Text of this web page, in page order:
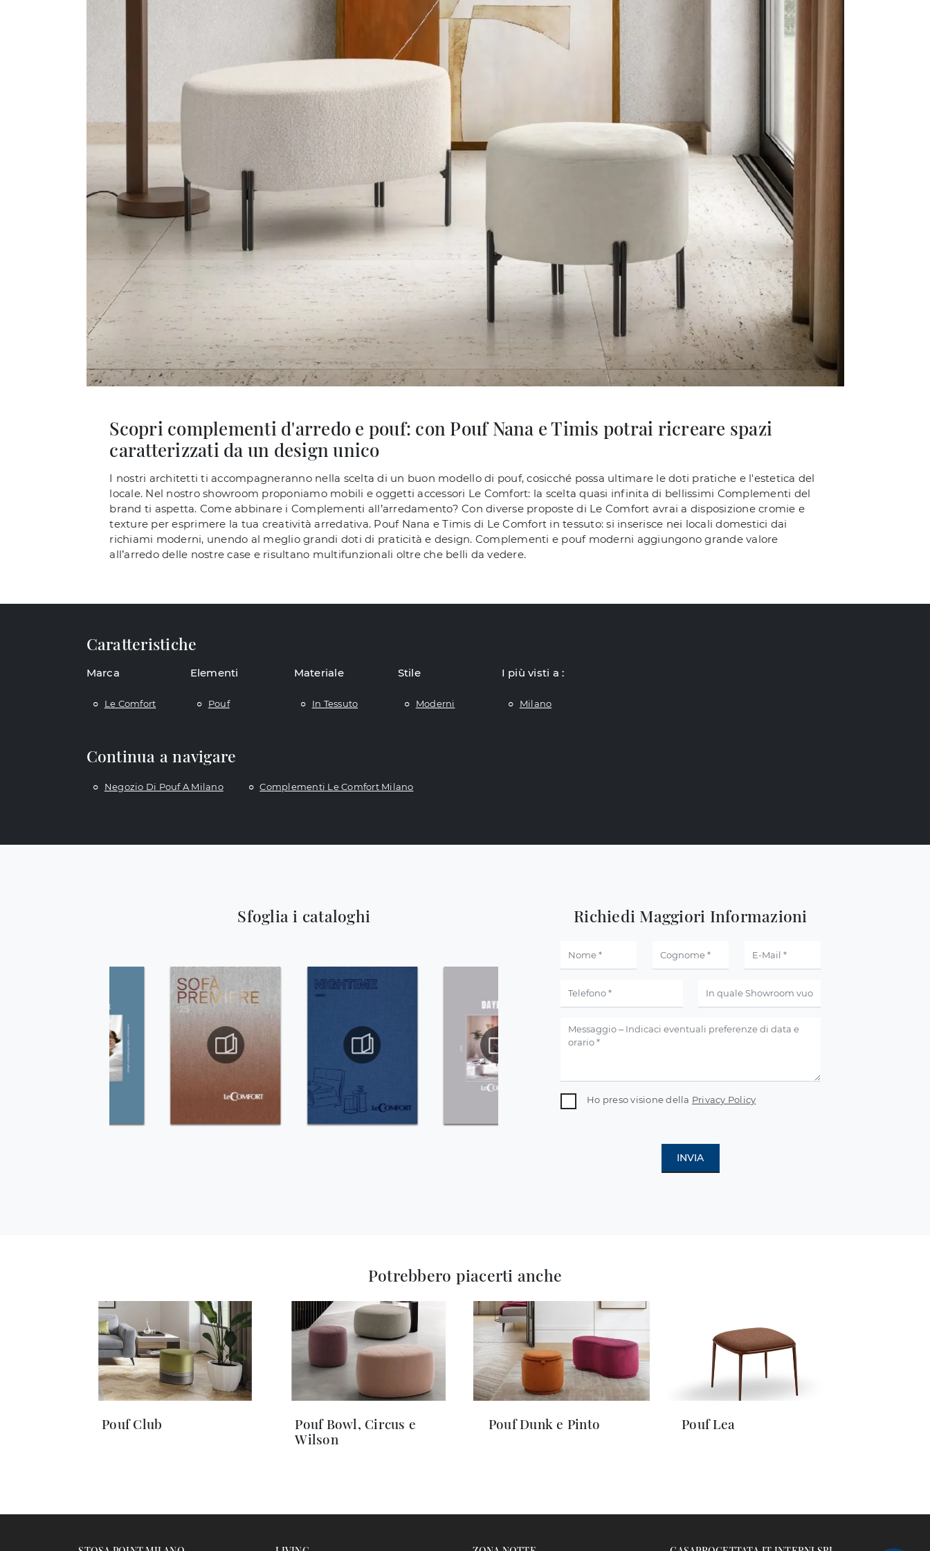
Scopri complementi d'arredo e pouf: con Pouf Nana e Timis potrai ricreare spazi
caratterizzati da un design unico
I nostri architetti ti accompagneranno nella scelta di un buon modello di pouf, cosicché possa ultimare le doti pratiche e l'estetica del
locale. Nel nostro showroom proponiamo mobili e oggetti accessori Le Comfort: la scelta quasi infinita di bellissimi Complementi del
brand ti aspetta. Come abbinare i Complementi all’arredamento? Con diverse proposte di Le Comfort avrai a disposizione cromie e
texture per esprimere la tua creatività arredativa. Pouf Nana e Timis di Le Comfort in tessuto: si inserisce nei locali domestici dai
richiami moderni, unendo al meglio grandi doti di praticità e design. Complementi e pouf moderni aggiungono grande valore
all’arredo delle nostre case e risultano multifunzionali oltre che belli da vedere.
Caratteristiche
Marca
Le Comfort
Elementi
Pouf
Materiale
In Tessuto
Stile
Moderni
I più visti a :
Milano
Continua a navigare
Negozio Di Pouf A Milano Complementi Le Comfort Milano
Sfoglia i cataloghi Richiedi Maggiori Informazioni
Ho preso visione della Privacy Policy
INVIA
Potrebbero piacerti anche
Pouf Club
Pouf Bowl, Circus e
Wilson
Pouf Dunk e Pinto Pouf Lea